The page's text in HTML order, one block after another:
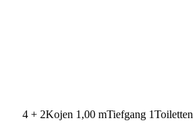
4 + 2Kojen 1,00 mTiefgang 1Toiletten